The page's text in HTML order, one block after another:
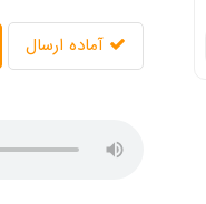
آماده ارسال